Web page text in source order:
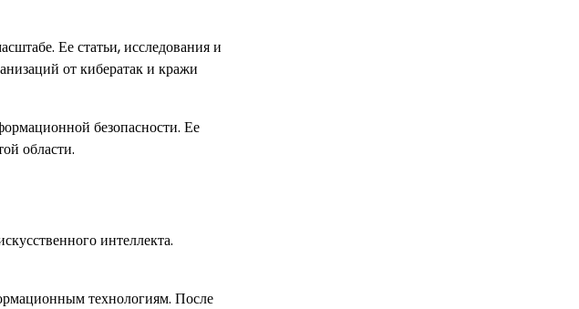
Ее статьи, исследования и
от кибератак и кражи
безопасности. Ее
области.
интеллекта.
технологиям. После